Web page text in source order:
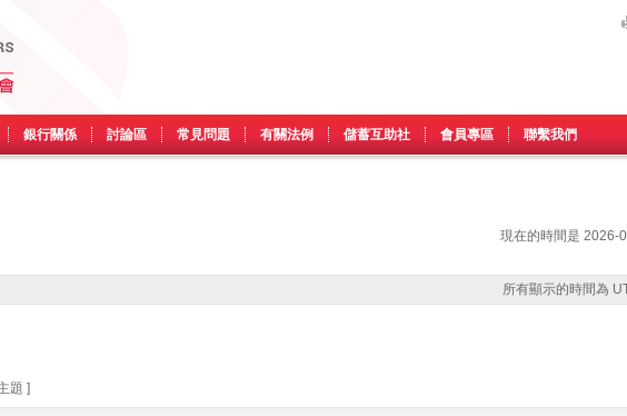
銀行關係 討論區 常見問題 有關法例 儲蓄互助社 會員專區 聯繫我們
現在的時間是 2026-
所有顯示的時間為
題 ]